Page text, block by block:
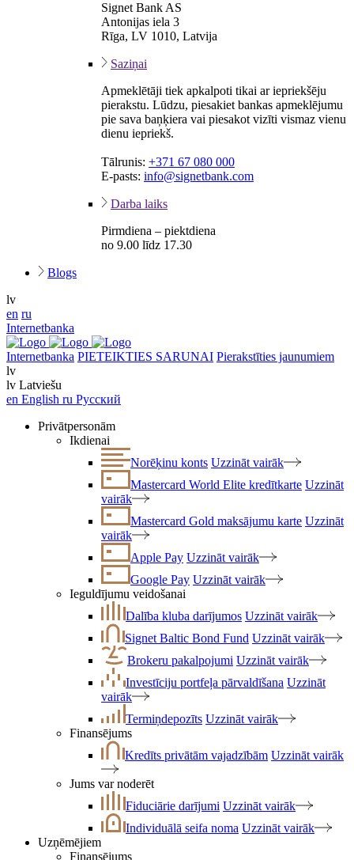
Signet Bank AS
Antonijas iela 3
Rīga, LV 1010, Latvija
Saziņai
Apmeklētāji tiek apkalpoti tikai ar iepriekšēju
pierakstu. Lūdzu, piesakiet bankas apmeklējumu
pie sava baņķiera vai piesakot vizīti vismaz vienu
dienu iepriekš.
Tālrunis: +371 67 080 000
E-pasts: info@signetbank.com
Darba laiks
Pirmdiena – piektdiena
no 9.00 līdz 17.30
Blogs
lv
en ru
Internetbanka
Internetbanka PIETEIKTIES SARUNAI Pierakstīties jaunumiem
lv
lv Latviešu
en English ru Русский
Privātpersonām
Ikdienai
Norēķinu konts Uzzināt vairāk
Mastercard World Elite kredītkarte Uzzināt
vairāk
Mastercard Gold maksājumu karte Uzzināt
vairāk
Apple Pay Uzzināt vairāk
Google Pay Uzzināt vairāk
Ieguldījumu veidošanai
Dalība kluba darījumos Uzzināt vairāk
Signet Baltic Bond Fund Uzzināt vairāk
Brokeru pakalpojumi Uzzināt vairāk
Investīciju portfeļa pārvaldīšana Uzzināt
vairāk
Termiņdepozīts Uzzināt vairāk
Finansējums
Kredīts privātām vajadzībām Uzzināt vairāk
Jums var noderēt
Fiduciārie darījumi Uzzināt vairāk
Individuālā seifa noma Uzzināt vairāk
Uzņēmējiem
Finansējums